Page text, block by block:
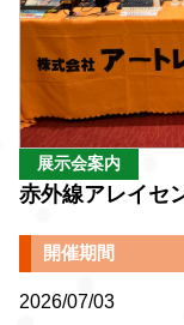
展示会案内
赤外線アレイセ
開催期間
2026/07/03